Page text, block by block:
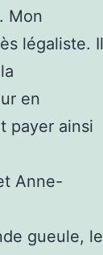
Mon
légaliste. Il
en
payer ainsi
Anne-
gueule, le